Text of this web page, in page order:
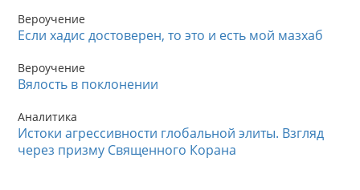
Вероучение
Если хадис достоверен, то это и есть мой мазхаб
Вероучение
Вялость в поклонении
Аналитика
Истоки агрессивности глобальной элиты. Взгляд
через призму Священного Корана